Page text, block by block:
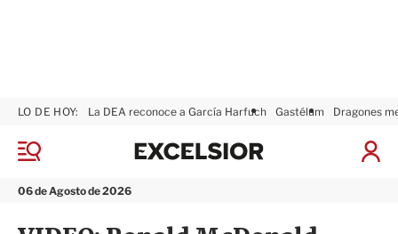
M
n
06 de Agosto de 2026
LO DE HOY: La DEA reconoce a García Harfuch Gastélum Dragones
I
x